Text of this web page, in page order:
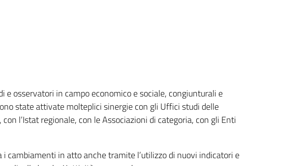
e osservatori in campo economico e sociale, congiunturali e
state attivate molteplici sinergie con gli Uffici studi delle
l’Istat regionale, con le Associazioni di categoria, con gli Enti
cambiamenti in atto anche tramite l’utilizzo di nuovi indicatori e